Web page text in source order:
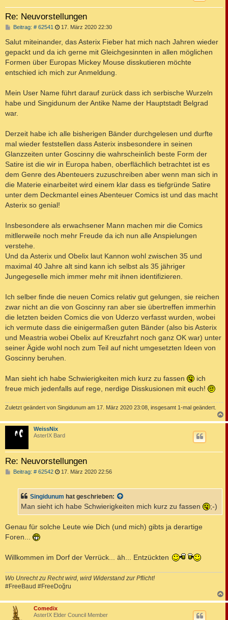
Re: Neuvorstellungen
Beitrag: # 62541 B
i
t
r
a
g
17. März 2020 22:30
Salut miteinander, das Asterix Fieber hat mich nach Jahren wieder
gepackt und da ich gerne mit Gleichgesinnten in allen möglichen
Formen über Europas Mickey Mouse disskutieren möchte
entschied ich mich zur Anmeldung.
Mein User Name führt darauf zurück dass ich serbische Wurzeln
habe und Singidunum der Antike Name der Hauptstadt Belgrad
war.
Derzeit habe ich alle bisherigen Bänder durchgelesen und durfte
mal wieder feststellen dass Asterix insbesondere in seinen
Glanzzeiten unter Goscinny die wahrscheinlich beste Form der
Satire ist die wir in Europa haben, oberflächlich betrachtet ist es
dem Genre des Abenteuers zuzuschreiben aber wenn man sich in
die Materie einarbeitet wird einem klar dass es tiefgründe Satire
unter dem Deckmantel eines Abenteuer Comics ist und das macht
Asterix so genial!
Insbesondere als erwachsener Mann machen mir die Comics
mitllerweile noch mehr Freude da ich nun alle Anspielungen
verstehe.
Und da Asterix und Obelix laut Kannon wohl zwischen 35 und
maximal 40 Jahre alt sind kann ich selbst als 35 jähriger
Jungegeselle mich immer mehr mit ihnen identifizieren.
Ich selber finde die neuen Comics relativ gut gelungen, sie reichen
zwar nicht an die von Goscinny ran aber sie übertreffen immerhin
die letzten beiden Comics die von Uderzo verfasst wurden, wobei
ich vermute dass die einigermaßen guten Bänder (also bis Asterix
und Meastria wobei Obelix auf Kreuzfahrt noch ganz OK war) unter
seiner Ägide wohl noch zum Teil auf nicht umgesetzten Ideen von
Goscinny beruhen.
Man sieht ich habe Schwierigkeiten mich kurz zu fassen
ich
freue mich jedenfalls auf rege, nerdige Disskusionen mit euch!
Zuletzt geändert von Singidunum am 17. März 2020 23:08, insgesamt 1-mal geändert.
a
WeissNix
AsterIX Bard
Re: Neuvorstellungen
Beitrag: # 62542B
r
a
17. März 2020 22:56
Singidunum hat geschrieben:
Man sieht ich habe Schwierigkeiten mich kurz zu fassen ;-)
Genau für solche Leute wie Dich (und mich) gibts ja derartige
Foren...
Willkommen im Dorf der Verrück... äh... Entzückten
Wo Unrecht zu Recht wird, wird Widerstand zur Pflicht!
#FreeBaud #FreeDoğru
a
Comedix
AsterIX Elder Council Member